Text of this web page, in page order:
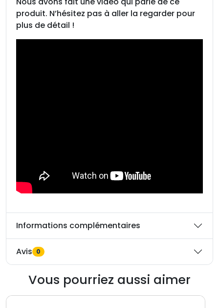
produit. N’hésitez pas à aller la regarder pour
plus de détail !
Informations complémentaires
Avis 0
Vous pourriez aussi aimer